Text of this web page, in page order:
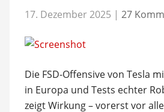
17. Dezember 2025 | 27
Die FSD-Offensive von Tesla
in Europa und Tests echter
zeigt Wirkung – vorerst vor